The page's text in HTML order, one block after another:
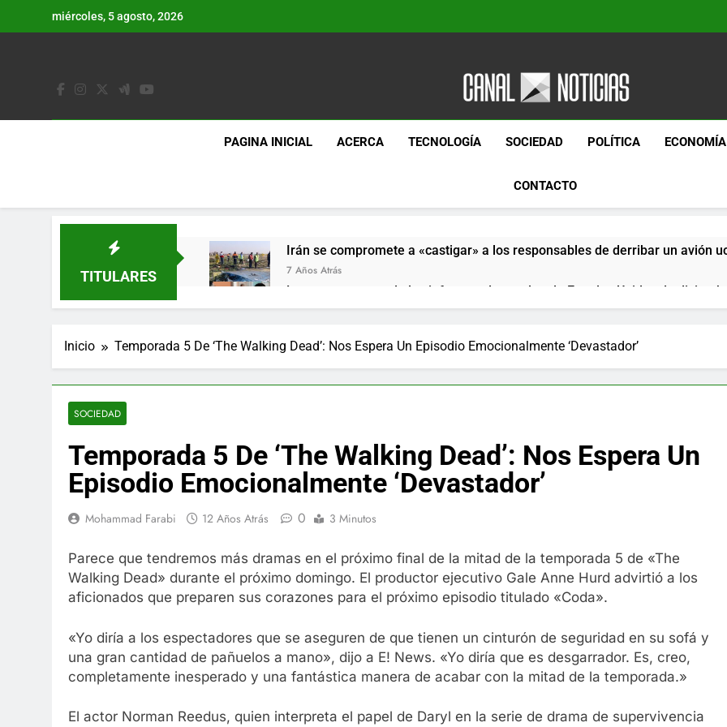
miércoles, 5 agosto, 2026
Canal Noticias
Canal Noticias
PAGINA INICIAL ACERCA TECNOLOGÍA SOCIEDAD POLÍTICA ECONOMÍA
CONTACTO
TITULARES
Irán se compromete a «castigar» a los responsables de derribar un avión
7 Años Atrás
Lo que se espera de los informes de empleo de Estados Unidos de
7 Años Atrás
7 Años Atrás
El famoso chef y restaurador, Carl Ruiz, muere a los 44 años
Cápsulas Ultra Max Testo a Precios Especiales en México, Chile, Argentina,
Más
7 Años Atrás
7 Años Atrás
7 Años Atrás
Crucero en México te lleva a lugares paranormales con binoculares de
7 Años Atrás
La Inteligencia Artificial deepfake de Samsung fabrica un clip de
7 Años Atrás
Inicio Temporada 5 De ‘The Walking Dead’: Nos Espera Un Episodio Emocionalmente ‘Devastador’
SOCIEDAD
Temporada 5 De ‘The Walking Dead’: Nos Espera Un
Episodio Emocionalmente ‘Devastador’
Mohammad Farabi 12 Años Atrás 0 3 Minutos
Parece que tendremos más dramas en el próximo final de la mitad de la temporada 5 de «The
Walking Dead» durante el próximo domingo. El productor ejecutivo Gale Anne Hurd advirtió a los
aficionados que preparen sus corazones para el próximo episodio titulado «Coda».
«Yo diría a los espectadores que se aseguren de que tienen un cinturón de seguridad en su sofá y
una gran cantidad de pañuelos a mano», dijo a E! News. «Yo diría que es desgarrador. Es, creo,
completamente inesperado y una fantástica manera de acabar con la mitad de la temporada.»
El actor Norman Reedus, quien interpreta el papel de Daryl en la serie de drama de supervivencia